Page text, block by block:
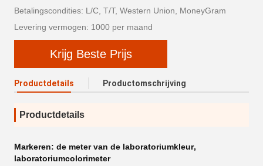
Betalingscondities: L/C, T/T, Western Union, MoneyGram
Levering vermogen: 1000 per maand
Krijg Beste Prijs
Productdetails Productomschrijving
Productdetails
Markeren: de meter van de laboratoriumkleur,
laboratoriumcolorimeter